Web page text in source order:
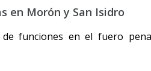
en Morón y San Isidro
de funciones en el fuero